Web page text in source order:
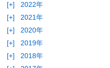
[+]
2022年
[+]
2021年
[+]
2020年
[+]
2019年
[+]
2018年